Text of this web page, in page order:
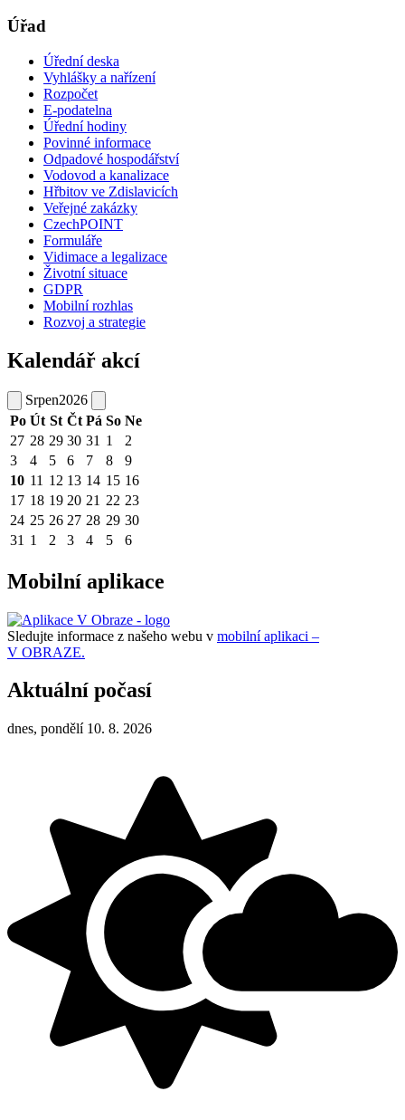
Úřad
Úřední deska
Vyhlášky a nařízení
Rozpočet
E-podatelna
Úřední hodiny
Povinné informace
Odpadové hospodářství
Vodovod a kanalizace
Hřbitov ve Zdislavicích
Veřejné zakázky
CzechPOINT
Formuláře
Vidimace a legalizace
Životní situace
GDPR
Mobilní rozhlas
Rozvoj a strategie
Kalendář akcí
Srpen2026
Po Út St Čt Pá So Ne
27 28 29 30 31 1
2
3
4 5 6 7 8
9
10 11 12 13 14 15 16
17 18 19 20 21 22 23
24 25 26 27 28 29 30
31 1 2 3 4 5 6
Mobilní aplikace
Sledujte informace z našeho webu v mobilní aplikaci –
V OBRAZE.
Aktuální počasí
dnes, pondělí 10. 8. 2026